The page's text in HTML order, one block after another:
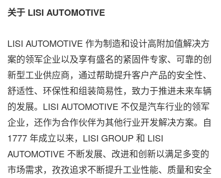
关于 LISI AUTOMOTIVE
LISI AUTOMOTIVE 作为制造和设计高附加值解决方
案的领军企业以及享有盛名的紧固件专家、可靠的创
新型工业供应商，通过帮助提升客户产品的安全性、
舒适性、环保性和组装简易性，致力于推进未来车辆
的发展。LISI AUTOMOTIVE 不仅是汽车行业的领军
企业，还作为合作伙伴为其他行业开发解决方案。自
1777 年成立以来，LISI GROUP 和 LISI
AUTOMOTIVE 不断发展、改进和创新以满足多变的
市场需求，孜孜追求不断提升工业性能、质量和安全